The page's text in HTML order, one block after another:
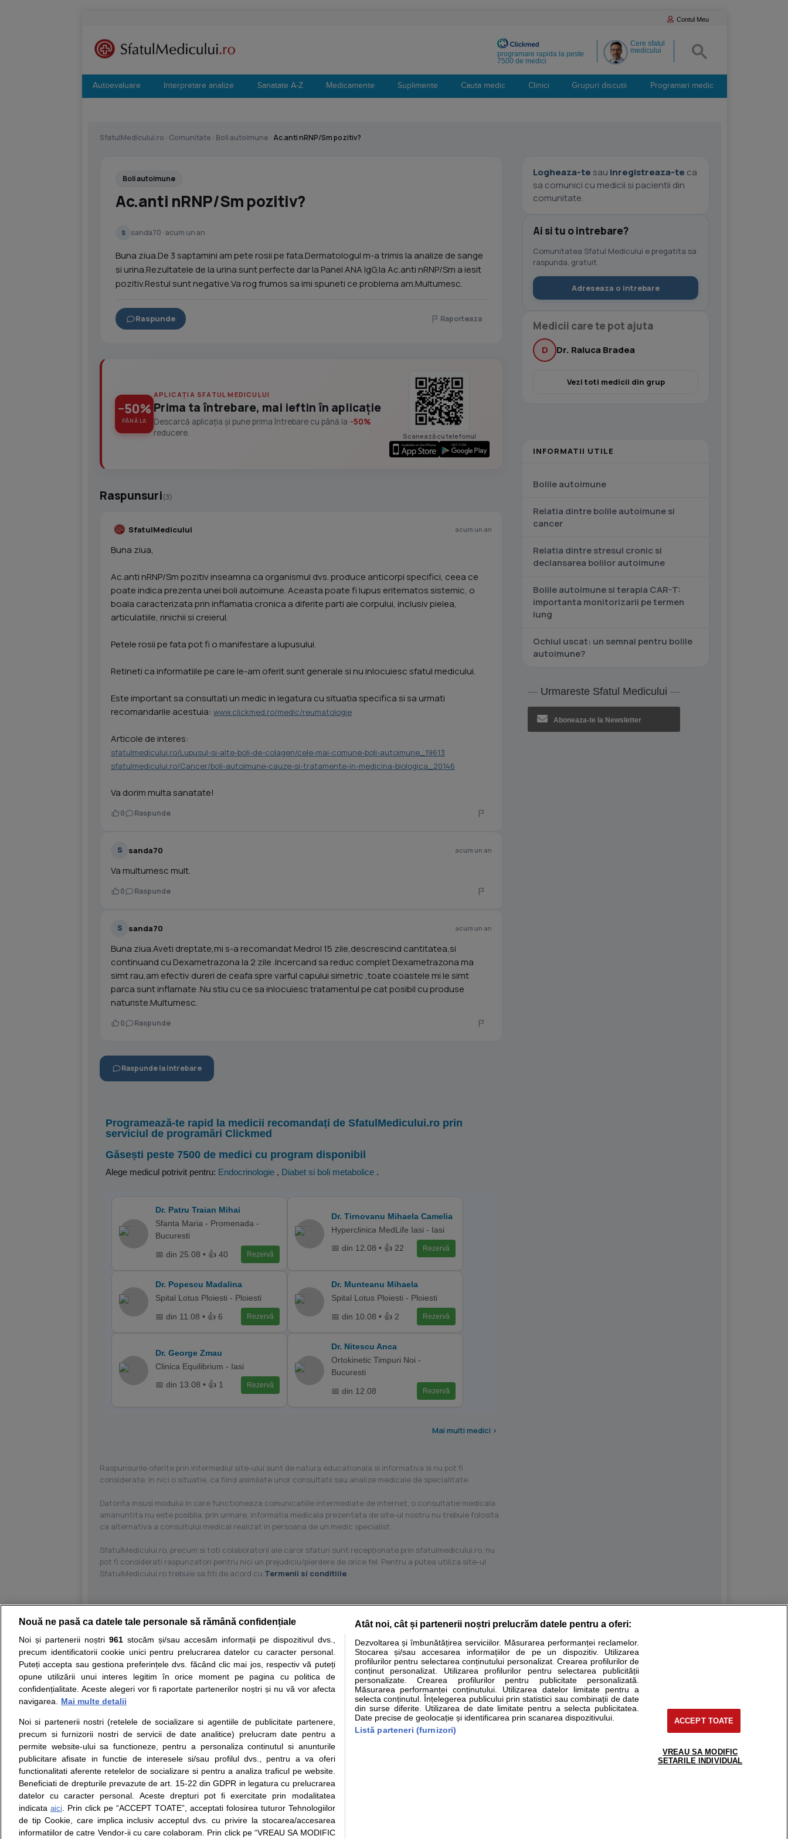
Contul Meu
Cere sfatul
medicului
programare rapida la peste
7500 de medici
Autoevaluare Interpretare analize Sanatate A-Z Medicamente Suplimente Cauta medic Clinici Grupuri discutii Programari medic
SfatulMedicului.ro Comunitate Boli autoimune Ac.anti nRNP/Sm pozitiv?
Boli autoimune
Ac.anti nRNP/Sm pozitiv?
S sanda70 · acum un an
Buna ziua.De 3 saptamini am pete rosii pe fata.Dermatologul m-a trimis la analize de sange
si urina.Rezultatele de la urina sunt perfecte dar la Panel ANA IgG,la Ac.anti nRNP/Sm a iesit
pozitiv.Restul sunt negative.Va rog frumos sa imi spuneti ce problema am.Multumesc.
Raspunde Raporteaza
−50%
PÂNĂ LA
APLICAȚIA SFATUL MEDICULUI
Prima ta întrebare, mai ieftin în aplicație
Descarcă aplicația și pune prima întrebare cu până la −50%
reducere.
Scanează cu telefonul
Raspunsuri(3)
SfatulMedicului acum un an
Buna ziua,
Ac.anti nRNP/Sm pozitiv inseamna ca organismul dvs. produce anticorpi specifici, ceea ce
poate indica prezenta unei boli autoimune. Aceasta poate fi lupus eritematos sistemic, o
boala caracterizata prin inflamatia cronica a diferite parti ale corpului, inclusiv pielea,
articulatiile, rinichii si creierul.
Petele rosii pe fata pot fi o manifestare a lupusului.
Retineti ca informatiile pe care le-am oferit sunt generale si nu inlocuiesc sfatul medicului.
Este important sa consultati un medic in legatura cu situatia specifica si sa urmati
recomandarile acestuia: www.clickmed.ro/medic/reumatologie
Articole de interes:
sfatulmedicului.ro/Lupusul-si-alte-boli-de-colagen/cele-mai-comune-boli-autoimune_19613
sfatulmedicului.ro/Cancer/boli-autoimune-cauze-si-tratamente-in-medicina-biologica_20146
Va dorim multa sanatate!
0 Raspunde
S sanda70 acum un an
Va multumesc mult.
0 Raspunde
S sanda70 acum un an
Buna ziua.Aveti dreptate,mi s-a recomandat Medrol 15 zile,descrescind cantitatea,si
continuand cu Dexametrazona la 2 zile .Incercand sa reduc complet Dexametrazona ma
simt rau,am efectiv dureri de ceafa spre varful capului simetric ,toate coastele mi le simt
parca sunt inflamate .Nu stiu cu ce sa inlocuiesc tratamentul pe cat posibil cu produse
naturiste.Multumesc.
0 Raspunde
Raspunde la intrebare
Programează-te rapid la medicii recomandați de SfatulMedicului.ro prin
serviciul de programări Clickmed
Găsești peste 7500 de medici cu program disponibil
Alege medicul potrivit pentru: Endocrinologie , Diabet si boli metabolice .
Dr. Patru Traian Mihai
Sfanta Maria - Promenada -
Bucuresti
📅 din 25.08 • 👍 40
Rezervă
Dr. Tirnovanu Mihaela Camelia
Hyperclinica MedLife Iasi - Iasi
📅 din 12.08 • 👍 22
Rezervă
Dr. Popescu Madalina
Spital Lotus Ploiesti - Ploiesti
📅 din 11.08 • 👍 6
Rezervă
Dr. Munteanu Mihaela
Spital Lotus Ploiesti - Ploiesti
📅 din 10.08 • 👍 2
Rezervă
Dr. George Zmau
Clinica Equilibrium - Iasi
📅 din 13.08 • 👍 1
Rezervă
Dr. Nitescu Anca
Ortokinetic Timpuri Noi -
Bucuresti
📅 din 12.08
Rezervă
Mai multi medici >
Raspunsurile oferite prin intermediul site-ului sunt de natura educationala si informativa si nu pot fi
considerate, in nici o situatie, ca fiind asimilate unor consultatii sau analize medicale de specialitate.
Datorita insusi modului in care functioneaza comunicatiile intermediate de internet, o consultatie medicala
amanuntita nu este posibila, prin urmare, informatia medicala prezentata de site-ul nostru nu trebuie folosita
ca alternativa a consultului medical realizat in persoana de un medic specialist.
SfatulMedicului.ro, precum si toti colaboratorii ale caror sfaturi sunt recepţionate prin sfatulmedicului.ro, nu
pot fi considerati raspunzatori pentru nici un prejudiciu/pierdere de orice fel. Pentru a putea utiliza site-ul
SfatulMedicului.ro trebuie sa fiti de acord cu Termenii si conditiile.
Logheaza-te sau inregistreaza-te ca
sa comunici cu medicii si pacientii din
comunitate.
Ai si tu o intrebare?
Comunitatea Sfatul Medicului e pregatita sa
raspunda, gratuit.
Adreseaza o intrebare
Medicii care te pot ajuta
D Dr. Raluca Bradea
Vezi toti medicii din grup
INFORMATII UTILE
Bolile autoimune
Relatia dintre bolile autoimune si
cancer
Relatia dintre stresul cronic si
declansarea bolilor autoimune
Bolile autoimune si terapia CAR-T:
importanta monitorizarii pe termen
lung
Ochiul uscat: un semnal pentru bolile
autoimune?
Urmareste Sfatul Medicului
Aboneaza-te la Newsletter
Resurse: Autoevaluare simptome Interpretare analize Specialitati medicale
Opiniile avizate ale medicilor, sfaturile si orice alte informatii despre sanatate disponibile pe sfatulmedicului.ro au scop informativ si educational. Ele nu pot substitui consultul medical direct si
nici diagnosticul stabilit in urma investigatiilor si analizelor medicale. Va sfatuim, ca pe langa informatia primita pe sfatulmedicului.ro sa consultati fie medicul Dvs., fie unul dintre medicii pe care
ii punem la dispozitie pentru programare in sistemul de programari la medic Clickmed.
Despre noi
Contact
Intrebari frecvente
Consultanti
medicali
Termeni si conditii
Politica de
confidentialitate
Politica de cookie
Modifica Setarile Cookie
Drepturile consumatorului
Protectia consumatorilor -
ANPC
Solutionarea Alternativa a
Litigiilor
Info consumator: 0800.080.999
Formulare europene - CNAS
Ministerul Sanatatii - ANMDM
Parteneri
Inscriere clinica
Pentru pacient
support@sfatulmedicului.ro
0374 109 268
© Copyright © 2005 - 2026
Nouă ne pasă ca datele tale personale să rămână confidențiale
Noi și partenerii noștri 961stocăm și/sau accesăm informații pe dispozitivul dvs.,
precum identificatorii cookie unici pentru prelucrarea datelor cu caracter personal.
Puteți accepta sau gestiona preferințele dvs. făcând clic mai jos, respectiv vă puteți
opune utilizării unui interes legitim în orice moment pe pagina cu politica de
confidențialitate. Aceste alegeri vor fi raportate partenerilor noștri și nu vă vor afecta
navigarea.
Mai multe detalii
Noi si partenerii nostri (retelele de socializare si agentiile de publicitate partenere,
precum si furnizorii nostri de servicii de date analitice) prelucram date pentru a
permite website-ului sa functioneze, pentru a personaliza continutul si anunturile
publicitare afisate in functie de interesele si/sau profilul dvs., pentru a va oferi
functionalitati aferente retelelor de socializare si pentru a analiza traficul pe website.
Beneficiati de drepturile prevazute de art. 15-22 din GDPR in legatura cu prelucrarea
datelor cu caracter personal. Aceste drepturi pot fi exercitate prin modalitatea
indicata aici. Prin click pe “ACCEPT TOATE”, acceptati folosirea tuturor Tehnologiilor
de tip Cookie, care implica inclusiv acceptul dvs. cu privire la stocarea/accesarea
informatiilor de catre Vendor-ii cu care colaboram. Prin click pe “VREAU SA MODIFIC
Atât noi, cât și partenerii noștri prelucrăm datele pentru a oferi:
Dezvoltarea și îmbunătățirea serviciilor. Măsurarea performanței reclamelor.
Stocarea și/sau accesarea informațiilor de pe un dispozitiv. Utilizarea
profilurilor pentru selectarea conținutului personalizat. Crearea profilurilor de
conținut personalizat. Utilizarea profilurilor pentru selectarea publicității
personalizate. Crearea profilurilor pentru publicitate personalizată.
Măsurarea performanței conținutului. Utilizarea datelor limitate pentru a
selecta conținutul. Înțelegerea publicului prin statistici sau combinații de date
din surse diferite. Utilizarea de date limitate pentru a selecta publicitatea.
Date precise de geolocație și identificarea prin scanarea dispozitivului.
Listă parteneri (furnizori)
ACCEPT TOATE
VREAU SA MODIFIC
SETARILE INDIVIDUAL